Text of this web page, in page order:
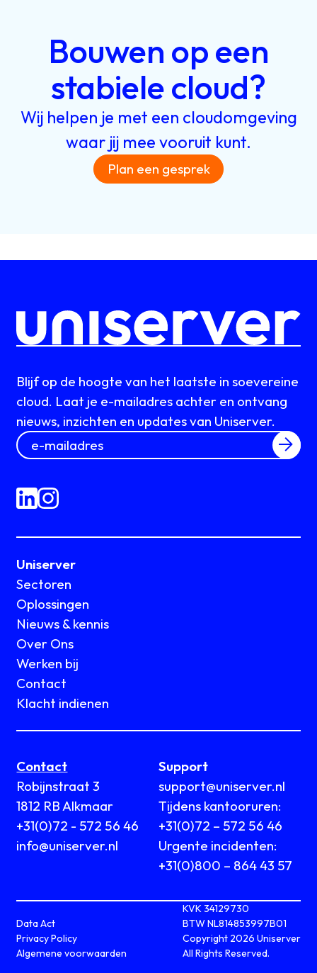
Bouwen opeen
stabielecloud?
Wij helpen je met een cloudomgeving
waar jij mee vooruit kunt.
Plan een gesprek
Blijf op de hoogte van het laatste in soevereine
cloud. Laat je e-mailadres achter en ontvang
nieuws, inzichten en updates van Uniserver.
Uniserver
Sectoren
Oplossingen
Nieuws & kennis
Over Ons
Werken bij
Contact
Klacht indienen
Contact
Robijnstraat 3
1812 RB Alkmaar
+31(0)72 - 572 56 46
info@uniserver.nl
Support
support@uniserver.nl
Tijdens kantooruren:
+31(0)72 – 572 56 46
Urgente incidenten:
+31(0)800 – 864 43 57
Data Act
Privacy Policy
Algemene voorwaarden
KVK 34129730
BTW NL814853997B01
Copyright 2026 Uniserver
All Rights Reserved.